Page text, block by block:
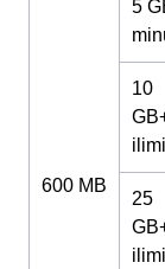
600 MB
5
10
25